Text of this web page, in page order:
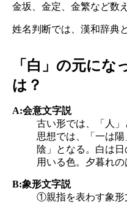
金坂、金定、金繁など数
姓名判断では、漢和辞典
「白」の元にな
は？
A:会意文字説
古い形では、「人
思想では、「一は
陰」となる。白は
用いる色。夕暮れの
B:象形文字説
①親指を表わす象形